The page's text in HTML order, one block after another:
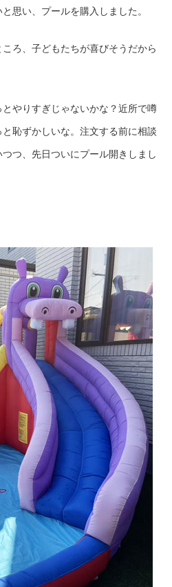
思い、プールを購入しました。
ろ、子どもたちが喜びそうだから
やりすぎじゃないかな？近所で噂
恥ずかしいな。注文する前に相談
つ、先日ついにプール開きしまし